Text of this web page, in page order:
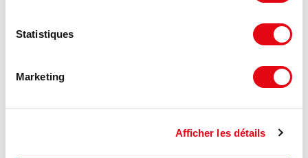
Statistiques
Marketing
Afficher les détails